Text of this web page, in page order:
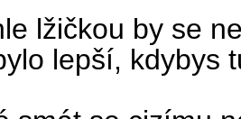
lžičkou by se
lepší, kdybys